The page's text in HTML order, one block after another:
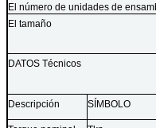
El número de unidades de
El tamaño
DATOS Técnicos
Descripción SÍMBOLO